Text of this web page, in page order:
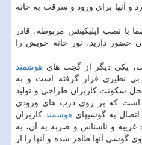
و آنها برای ورود و سرقت به خانه
با نصب اپلیكیشن مربوطه، قادر
حضور دارید، نور خانه خویش را
یكی دیگر از گجت های هوشمند
بی نظیری قرار گرفته است و به
سكونت كاربران طراحی و تولید
است كه بر روی درب های ورودی
به گوشیهای هوشمند كاربران
غریبه و ناشناس و ضربه به آن، به
گوشی آنها ظاهر شده و آنها را از